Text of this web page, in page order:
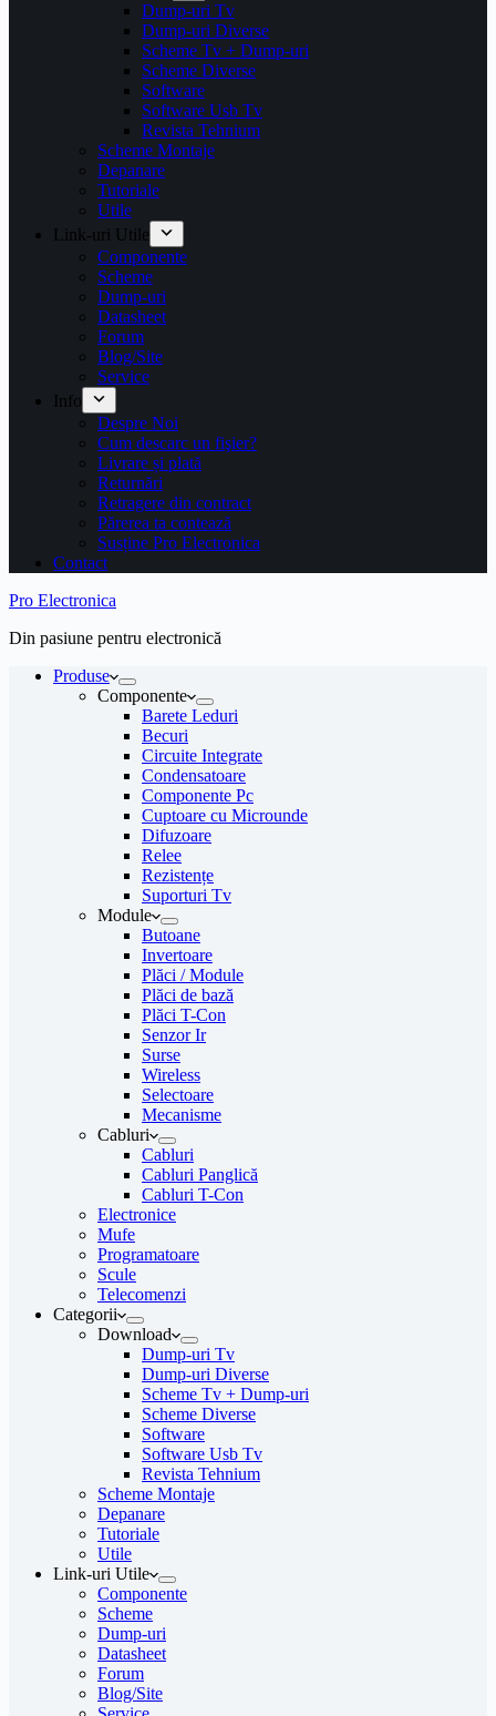
Dump-uri Tv
Dump-uri Diverse
Scheme Tv + Dump-uri
Scheme Diverse
Software
Software Usb Tv
Revista Tehnium
Scheme Montaje
Depanare
Tutoriale
Utile
Link-uri Utile
Componente
Scheme
Dump-uri
Datasheet
Forum
Blog/Site
Service
Info
Despre Noi
Cum descarc un fişier?
Livrare și plată
Returnări
Retragere din contract
Părerea ta contează
Susține Pro Electronica
Contact
Pro Electronica
Din pasiune pentru electronică
Produse
Componente
Barete Leduri
Becuri
Circuite Integrate
Condensatoare
Componente Pc
Cuptoare cu Microunde
Difuzoare
Relee
Rezistențe
Suporturi Tv
Module
Butoane
Invertoare
Plăci / Module
Plăci de bază
Plăci T-Con
Senzor Ir
Surse
Wireless
Selectoare
Mecanisme
Cabluri
Cabluri
Cabluri Panglică
Cabluri T-Con
Electronice
Mufe
Programatoare
Scule
Telecomenzi
Categorii
Download
Dump-uri Tv
Dump-uri Diverse
Scheme Tv + Dump-uri
Scheme Diverse
Software
Software Usb Tv
Revista Tehnium
Scheme Montaje
Depanare
Tutoriale
Utile
Link-uri Utile
Componente
Scheme
Dump-uri
Datasheet
Forum
Blog/Site